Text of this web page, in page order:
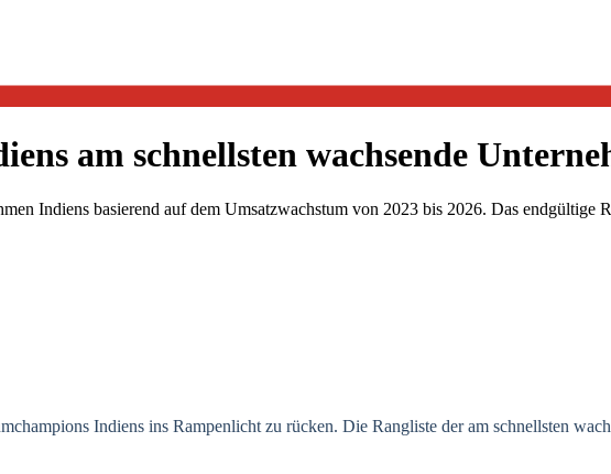
am schnellsten wachsende
Indiens basierend auf dem Umsatzwachstum von 2023 bis 2026. Das
Indiens ins Rampenlicht zu rücken. Die Rangliste der am schnellsten